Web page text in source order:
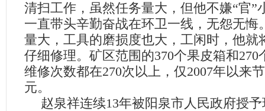
清扫工作，虽然任务量大，但他不嫌“官”
一直带头辛勤奋战在环卫一线，无怨无悔
量大，工具的磨损度也大，工闲时，他就
仔细修理。矿区范围的370个果皮箱和270
维修次数都在270次以上，仅2007年以来
元。
赵泉祥连续13年被阳泉市人民政府授